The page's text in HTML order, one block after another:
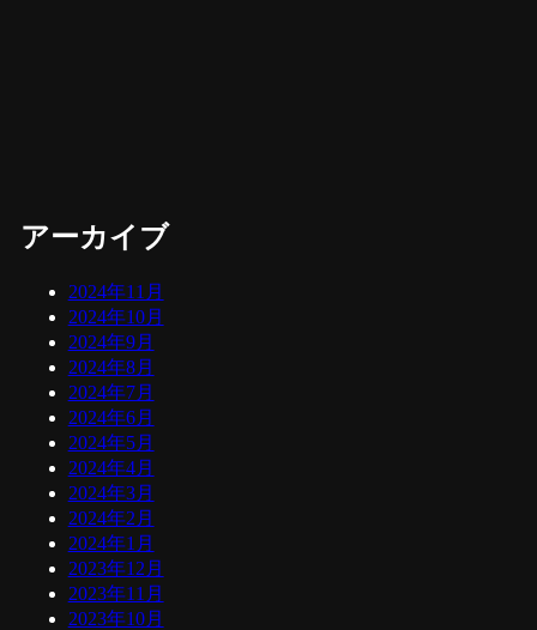
アーカイブ
2024年11月
2024年10月
2024年9月
2024年8月
2024年7月
2024年6月
2024年5月
2024年4月
2024年3月
2024年2月
2024年1月
2023年12月
2023年11月
2023年10月